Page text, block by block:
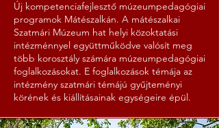
Új kompetenciafejlesztő múzeumpedagógiai
programok Mátészalkán. A mátészalkai
Szatmári Múzeum hat helyi közoktatási
intézménnyel együttműködve valósít meg
több korosztály számára múzeumpedagógiai
foglalkozásokat. E foglalkozások témája az
intézmény szatmári témájú gyűjteményi
körének és kiállításainak egységeire épül.